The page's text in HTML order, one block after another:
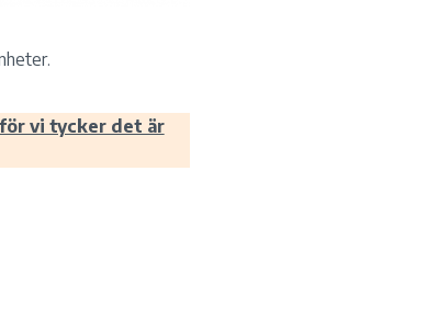
vi tycker det är